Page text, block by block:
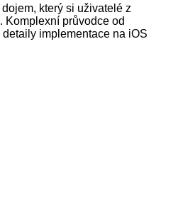
který si uživatelé z
Komplexní průvodce od
implementace na iOS